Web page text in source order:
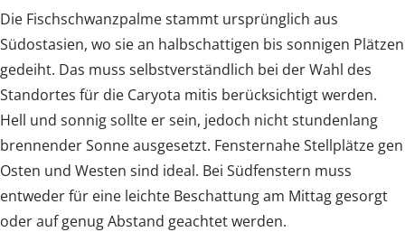
Die Fischschwanzpalme stammt ursprünglich aus
Südostasien, wo sie an halbschattigen bis sonnigen Plätzen
gedeiht. Das muss selbstverständlich bei der Wahl des
Standortes für die Caryota mitis berücksichtigt werden.
Hell und sonnig sollte er sein, jedoch nicht stundenlang
brennender Sonne ausgesetzt. Fensternahe Stellplätze gen
Osten und Westen sind ideal. Bei Südfenstern muss
entweder für eine leichte Beschattung am Mittag gesorgt
oder auf genug Abstand geachtet werden.